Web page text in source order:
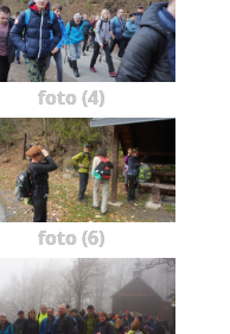
foto (4)
foto (6)